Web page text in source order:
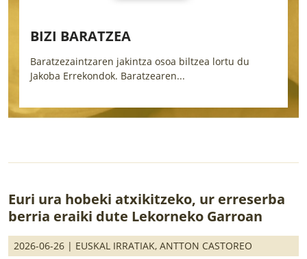
BIZI BARATZEA
Baratzezaintzaren jakintza osoa biltzea lortu du
Jakoba Errekondok. Baratzearen...
Euri ura hobeki atxikitzeko, ur erreserba
berria eraiki dute Lekorneko Garroan
2026-06-26 | EUSKAL IRRATIAK, ANTTON CASTOREO